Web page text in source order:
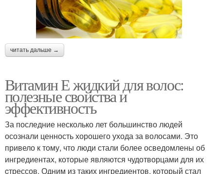
читать дальше →
Витамин Е жидкий для волос:
полезные свойства и
эффективность
За последние несколько лет большинство людей
осознали ценность хорошего ухода за волосами. Это
привело к тому, что люди стали более осведомлены об
ингредиентах, которые являются чудотворцами для их
cтрессов. Одним из таких ингредиентов, который стал